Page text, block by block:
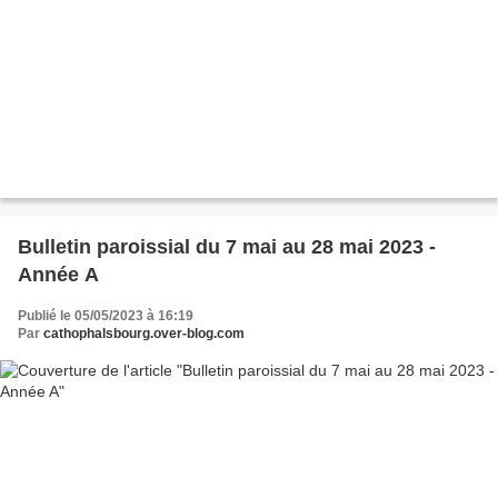
Bulletin paroissial du 7 mai au 28 mai 2023 -
Année A
Publié le 05/05/2023 à 16:19
Par cathophalsbourg.over-blog.com